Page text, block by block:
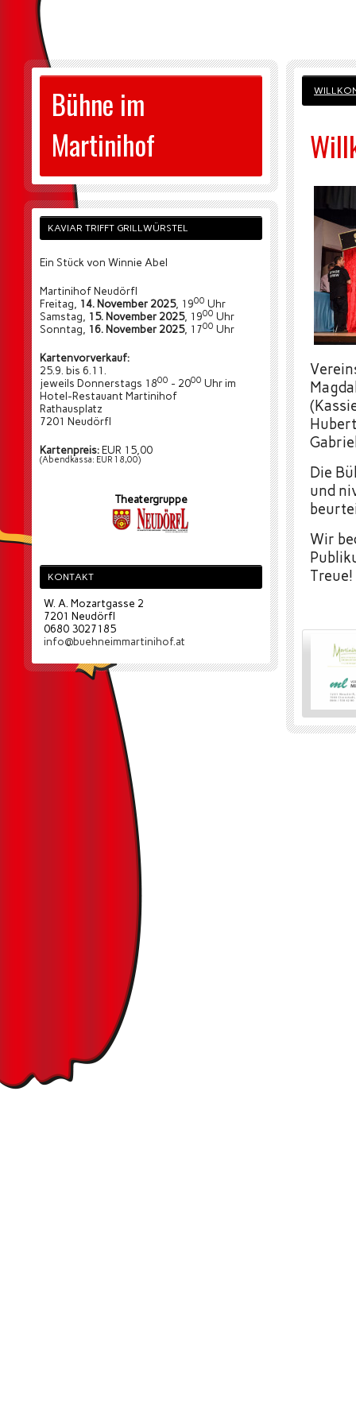
Die
und
Wir
Treue!
Bühne im
Martinihof
KAVIAR TRIFFT GRILLWÜRSTEL
Ein Stück von Winnie Abel
Martinihof Neudörfl
Freitag,
14. November 2025, 1900 Uhr
Samstag,
15. November 2025, 1900 Uhr
Sonntag,
16. November 2025, 1700 Uhr
Kartenvorverkauf:
25.9. bis 6.11.
jeweils Donnerstags 1800 - 2000 Uhr im
Hotel-Restauant Martinihof
Rathausplatz
7201 Neudörfl
Kartenpreis:EUR 15,00
(Abendkassa: EUR 18,00)
Theatergruppe
KONTAKT
W. A. Mozartgasse 2
7201 Neudörfl
0680 3027185
info@buehneimmartinihof.at